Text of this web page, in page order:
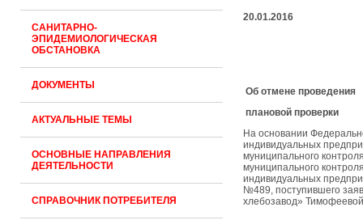
САНИТАРНО-
ЭПИДЕМИОЛОГИЧЕСКАЯ
ОБСТАНОВКА
ДОКУМЕНТЫ
АКТУАЛЬНЫЕ ТЕМЫ
ОСНОВНЫЕ НАПРАВЛЕНИЯ
ДЕЯТЕЛЬНОСТИ
СПРАВОЧНИК ПОТРЕБИТЕЛЯ
20.01.2016
Об отмене проведения
плановой проверки
На основании
индивидуальных
муниципального
муниципального
индивидуальных
№489, поступившего
хлебозавод»